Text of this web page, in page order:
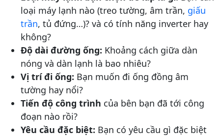
loại máy lạnh nào (treo tường, âm trần, giấu
trần, tủ đứng…)? và có tính năng inverter hay
không?
Độ dài đường ống: Khoảng cách giữa dàn
nóng và dàn lạnh là bao nhiêu?
Vị trí đi ống: Bạn muốn đi ống đồng âm
tường hay nổi?
Tiến độ công trình của bên bạn đã tới công
đoạn nào rồi?
Yêu cầu đặc biệt: Bạn có yêu cầu gì đặc biệt